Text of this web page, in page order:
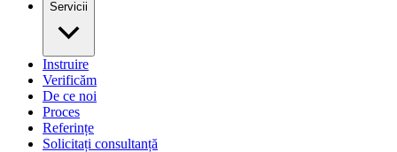
Servicii
Instruire
Verificăm
De ce noi
Proces
Referințe
Solicitați consultanță